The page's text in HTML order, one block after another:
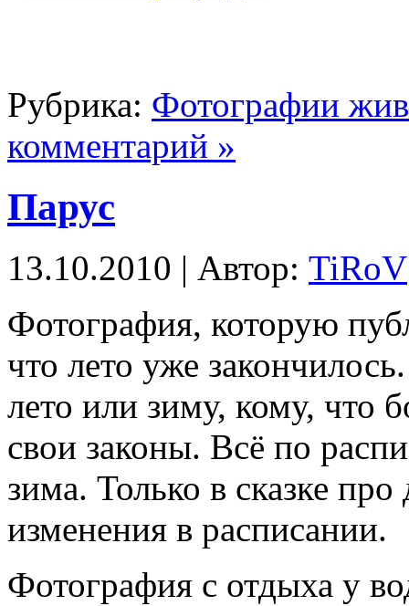
Рубрика: Фотографии
комментарий »
Парус
13.10.2010 | Автор: TiRoV
Фотография, которую
что лето уже
лето или зиму, кому, что
свои законы. Всё по
зима. Только в сказке
изменения в расписании.
Фотография с отдыха у